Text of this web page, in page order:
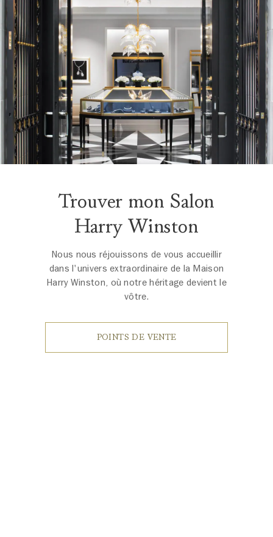
Trouver mon Salon
Harry Winston
Nous nous réjouissons de vous accueillir
dans l'univers extraordinaire de la Maison
Harry Winston, où notre héritage devient le
vôtre.
POINTS DE VENTE